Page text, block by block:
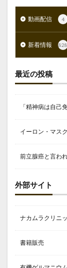
動画配信 4
新着情報 828
最近の投稿
「精神病は自己
イーロン・マス
前立腺癌と言わ
外部サイト
ナカムラクリニ
書籍販売